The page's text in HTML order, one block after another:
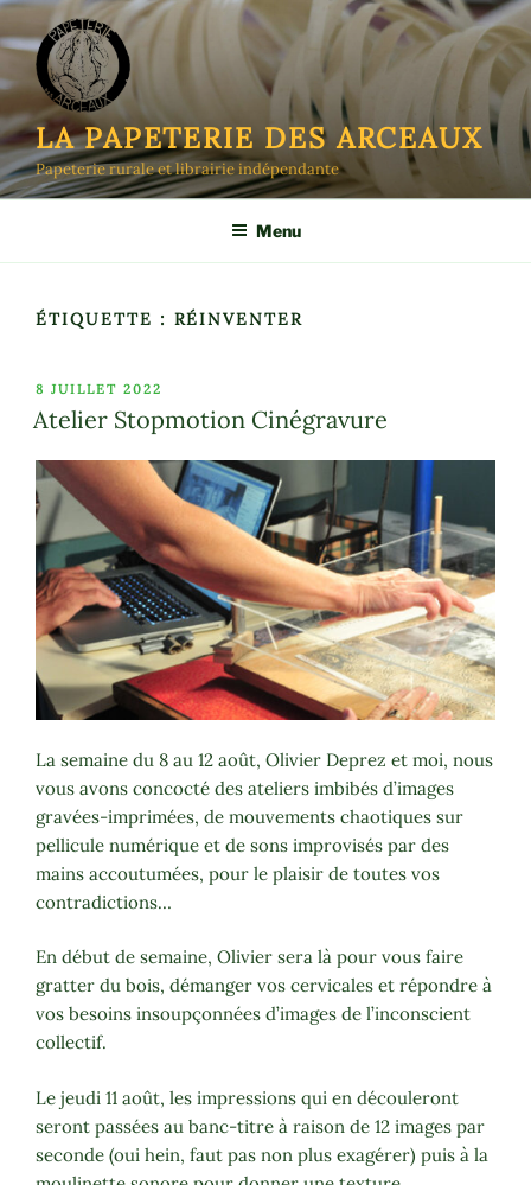
Aller
au
contenu
principal
LA PAPETERIE DES ARCEAUX
Papeterie rurale et librairie indépendante
Menu
ÉTIQUETTE : RÉINVENTER
PUBLIÉ
LE
8 JUILLET 2022
Atelier Stopmotion Cinégravure
La semaine du 8 au 12 août, Olivier Deprez et moi, nous
vous avons concocté des ateliers imbibés d’images
gravées-imprimées, de mouvements chaotiques sur
pellicule numérique et de sons improvisés par des
mains accoutumées, pour le plaisir de toutes vos
contradictions…
En début de semaine, Olivier sera là pour vous faire
gratter du bois, démanger vos cervicales et répondre à
vos besoins insoupçonnées d’images de l’inconscient
collectif.
Le jeudi 11 août, les impressions qui en découleront
seront passées au banc-titre à raison de 12 images par
seconde (oui hein, faut pas non plus exagérer) puis à la